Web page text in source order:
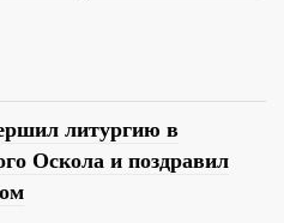
литургию в
Оскола и поздравил